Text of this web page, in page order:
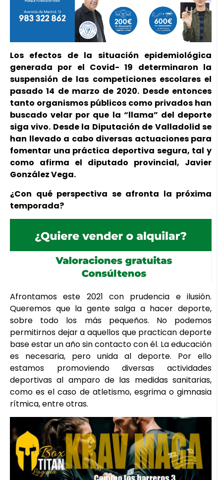
Los efectos de la situación epidemiológica
generada por el Covid- 19 determinaron la
suspensión de las competiciones escolares el
pasado 14 de marzo de 2020. Desde entonces
tanto organismos públicos como privados han
buscado velar por que la “llama” del deporte
siga vivo. Desde la Diputación de Valladolid se
han llevado a cabo diversas actuaciones para
fomentar una práctica deportiva segura, tal y
como afirma el diputado provincial, Javier
González Vega.
¿Con qué perspectiva se afronta la próxima
temporada?
Afrontamos este 2021 con prudencia e ilusión.
Queremos que la gente salga a hacer deporte,
sobre todo los más pequeños. No podemos
permitirnos dejar a aquellos que practican deporte
base estar un año sin contacto con él. La educación
es necesaria, pero unida al deporte. Por ello
estamos promoviendo diversas actividades
deportivas al amparo de las medidas sanitarias,
como es el caso de atletismo, esgrima o gimnasia
rítmica, entre otras.